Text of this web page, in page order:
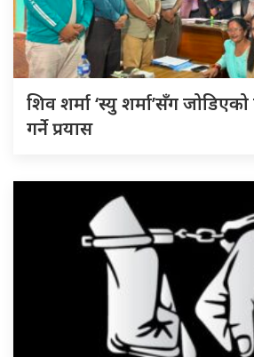
शिव शर्मा ‘स्यु शर्मा’सँग
गर्ने प्रयास